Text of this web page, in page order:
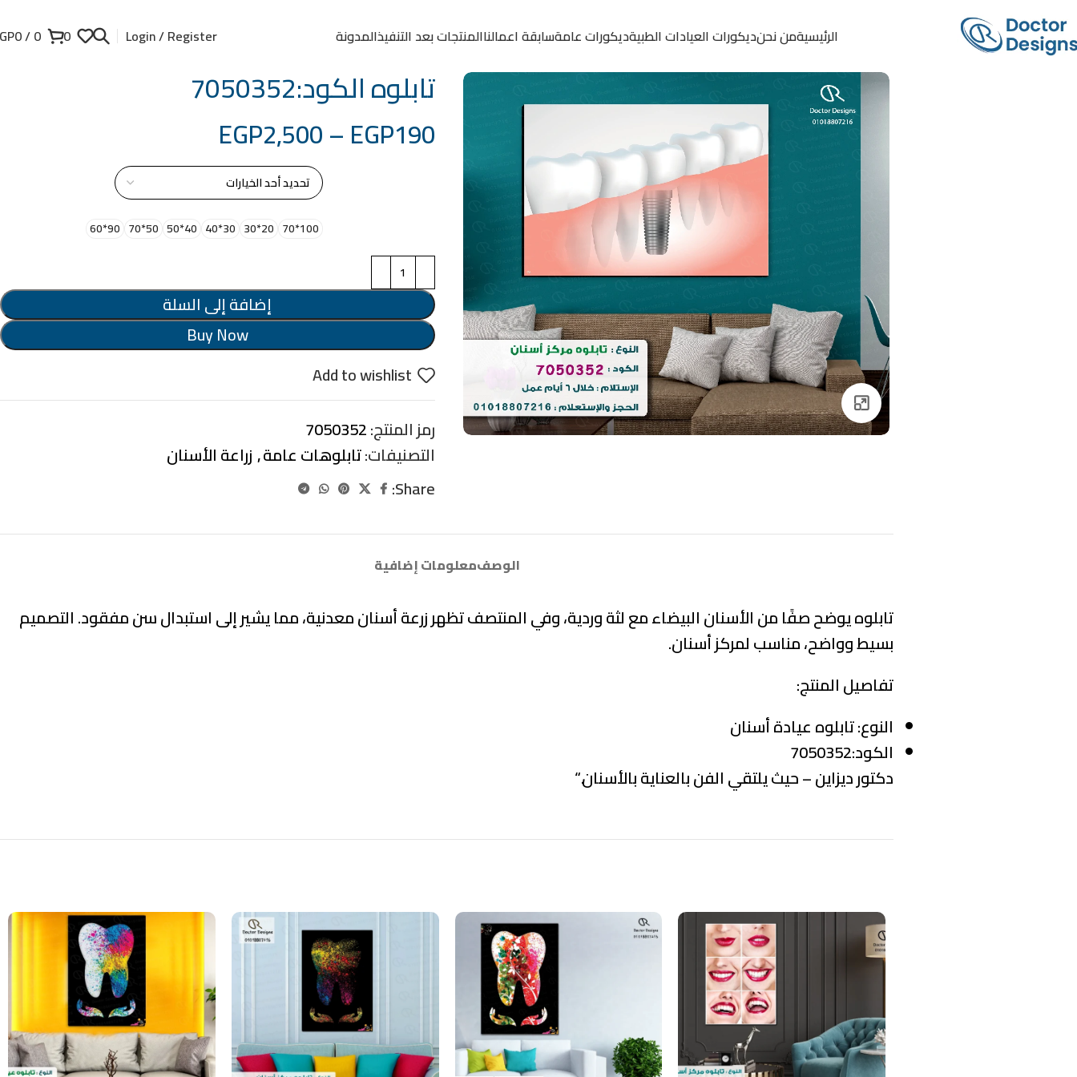
الرئيسيةمن نحنديكورات العيادات الطبيةديكورات عامةسابقة اعمالناالمنتجات بعد التنفيذالمدونة Login / Register
0
0
/
0
Click to enlarge
تابلوه الكود:7050352
EGP190
–
EGP2,500
100*70
20*30
30*40
40*50
50*70
90*60
إضافة إلى السلة
Buy Now
Add to wishlist
رمز المنتج:7050352
التصنيفات:تابلوهات عامة,زراعة الأسنان
Share:
الوصفمعلومات إضافية
تابلوه يوضح صفًا من الأسنان البيضاء مع لثة وردية، وفي المنتصف تظهر زرعة أسنان معدنية، مما يشير إلى استبدال سن مفقود. التصميم
بسيط وواضح، مناسب لمركز أسنان.
تفاصيل المنتج:
النوع:تابلوه عيادة أسنان
الكود:7050352
دكتور ديزاين – حيث يلتقي الفن بالعناية بالأسنان.“